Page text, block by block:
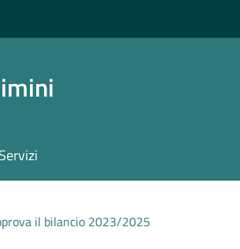
Servizi
il bilancio 2023/2025